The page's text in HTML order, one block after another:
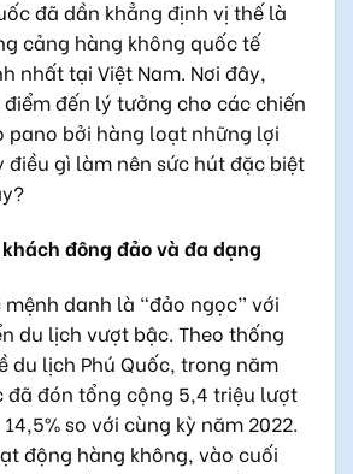
đã dần khẳng định vị thế là
cảng hàng không quốc tế
nhất tại Việt Nam. Nơi đây,
đến lý tưởng cho các chiến
pano bởi hàng loạt những lợi
điều gì làm nên sức hút đặc biệt
đông đảo và đa dạng
mệnh danh là “đảo ngọc” với
du lịch vượt bậc. Theo thống
du lịch Phú Quốc, trong năm
đã đón tổng cộng 5,4 triệu lượt
so với cùng kỳ năm 2022.
động hàng không, vào cuối